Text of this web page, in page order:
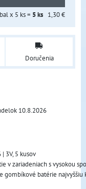
bal x 5 ks = 5ks 1,30 €
Doručenia
10.8.2026
3V, 5 kusov
v zariadeniach s vysokou
batérie